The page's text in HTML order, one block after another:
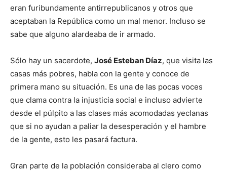
eran furibundamente antirrepublicanos y otros que
aceptaban la República como un mal menor. Incluso se
sabe que alguno alardeaba de ir armado.
Sólo hay un sacerdote, José Esteban Díaz, que visita las
casas más pobres, habla con la gente y conoce de
primera mano su situación. Es una de las pocas voces
que clama contra la injusticia social e incluso advierte
desde el púlpito a las clases más acomodadas yeclanas
que si no ayudan a paliar la desesperación y el hambre
de la gente, esto les pasará factura.
Gran parte de la población consideraba al clero como